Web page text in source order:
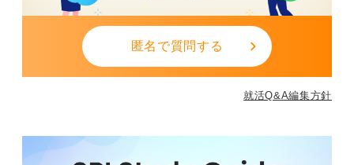
匿名で質問する
就活Q&A編集方針